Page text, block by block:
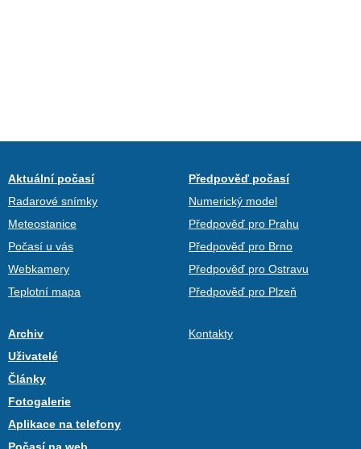
Aktuální počasí
Radarové snímky
Meteostanice
Počasí u vás
Webkamery
Teplotní mapa
Předpověď počasí
Numerický model
Předpověď pro Prahu
Předpověď pro Brno
Předpověď pro Ostravu
Předpověď pro Plzeň
Archiv
Uživatelé
Články
Fotogalerie
Aplikace na telefony
Kontakty